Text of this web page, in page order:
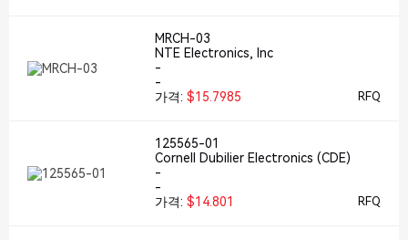
MRCH-03
NTE Electronics, Inc
-
-
가격: $15.7985 RFQ
125565-01
Cornell Dubilier Electronics (CDE)
-
-
가격: $14.801 RFQ